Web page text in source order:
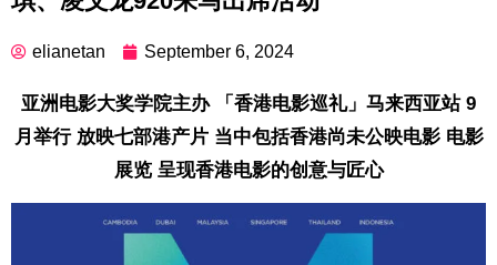
elianetan September 6, 2024
亚洲电影大奖学院主办 「香港电影巡礼」马来西亚站 9
月举行 放映七部港产片 当中包括香港尚未公映电影 电影
展览 呈现香港电影的创意与匠心